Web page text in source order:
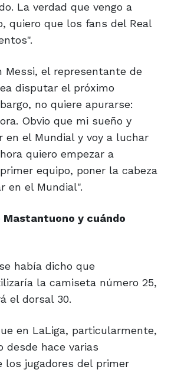
La verdad que vengo a
quiero que los fans del Real
Messi, el representante de
disputar el próximo
no quiere apurarse:
Obvio que mi sueño y
en el Mundial y voy a luchar
quiero empezar a
equipo, poner la cabeza
en el Mundial".
Mastantuono y cuándo
había dicho que
la camiseta número 25,
el dorsal 30.
en LaLiga, particularmente,
desde hace varias
los jugadores del primer